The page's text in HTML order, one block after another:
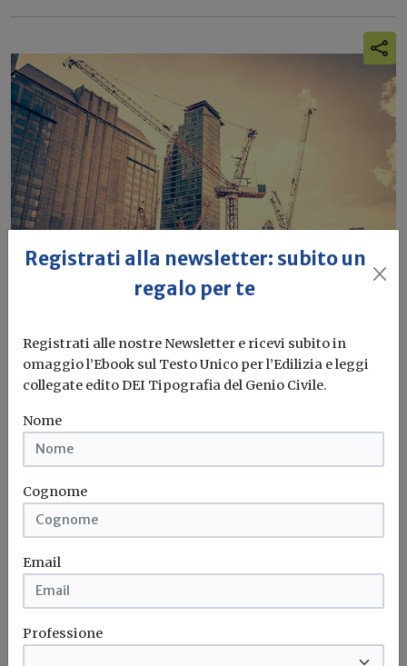
Costruzioni, segnali negativi
dall'Europa
Erika Seghetti
In Germania, sebbene il mercato immobiliare sia in
gran forma, diminuiscono i...
Costruzioni Europa
Registrati alla newsletter: subito un
regalo per te
Registrati alle nostre Newsletter e ricevi subito in
omaggio l’Ebook sul Testo Unico per l’Edilizia e leggi
collegate edito DEI Tipografia del Genio Civile.
Nome
Cognome
Email
Professione